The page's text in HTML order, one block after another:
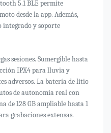
5.1 BLE permite
desde la app. Además,
y soporte
sesiones. Sumergible hasta
IPX4 para lluvia y
adversos. La batería de litio
de autonomía real con
de 128 GB ampliable hasta 1
grabaciones extensas.